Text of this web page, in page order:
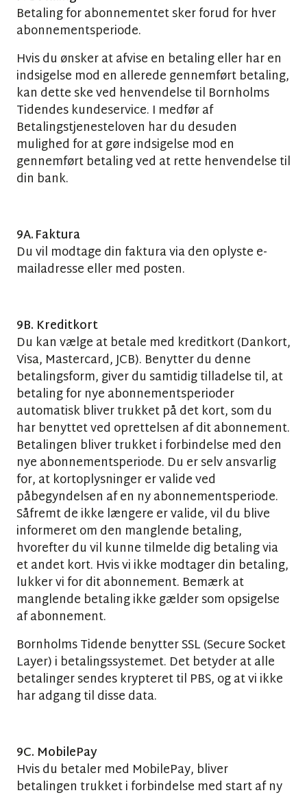
Betaling for abonnementet sker forud for hver
abonnementsperiode.
Hvis du ønsker at afvise en betaling eller har en
indsigelse mod en allerede gennemført betaling,
kan dette ske ved henvendelse til Bornholms
Tidendes kundeservice. I medfør af
Betalingstjenesteloven har du desuden
mulighed for at gøre indsigelse mod en
gennemført betaling ved at rette henvendelse til
din bank.
9A. Faktura
Du vil modtage din faktura via den oplyste e-
mailadresse eller med posten.
9B. Kreditkort
Du kan vælge at betale med kreditkort (Dankort,
Visa, Mastercard, JCB). Benytter du denne
betalingsform, giver du samtidig tilladelse til, at
betaling for nye abonnementsperioder
automatisk bliver trukket på det kort, som du
har benyttet ved oprettelsen af dit abonnement.
Betalingen bliver trukket i forbindelse med den
nye abonnementsperiode. Du er selv ansvarlig
for, at kortoplysninger er valide ved
påbegyndelsen af en ny abonnementsperiode.
Såfremt de ikke længere er valide, vil du blive
informeret om den manglende betaling,
hvorefter du vil kunne tilmelde dig betaling via
et andet kort. Hvis vi ikke modtager din betaling,
lukker vi for dit abonnement. Bemærk at
manglende betaling ikke gælder som opsigelse
af abonnement.
Bornholms Tidende benytter SSL (Secure Socket
Layer) i betalingssystemet. Det betyder at alle
betalinger sendes krypteret til PBS, og at vi ikke
har adgang til disse data.
9C. MobilePay
Hvis du betaler med MobilePay, bliver
betalingen trukket i forbindelse med start af ny